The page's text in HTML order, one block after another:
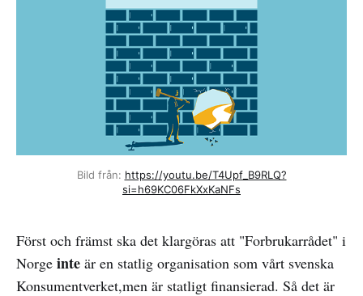
Bild från: https://youtu.be/T4Upf_B9RLQ?
si=h69KC06FkXxKaNFs
Först och främst ska det klargöras att "Forbrukarrådet" i
Norge inte är en statlig organisation som vårt svenska
Konsumentverket,men är statligt finansierad. Så det är